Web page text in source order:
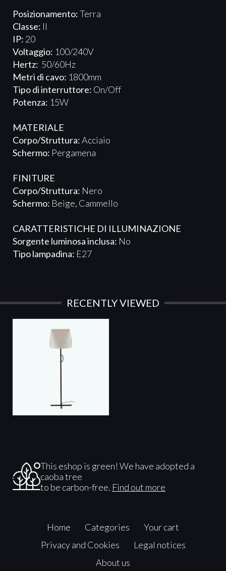
Posizionamento:Terra
Classe: II
IP: 20
Voltaggio: 100/240V
Hertz: 50/60Hz
Metri di cavo: 1800mm
Tipo di interruttore: On/Off
Potenza: 15W
MATERIALE
Corpo/Struttura:Acciaio
Schermo: Pergamena
FINITURE
Corpo/Struttura: Nero
Schermo: Beige, Cammello
CARATTERISTICHE DI ILLUMINAZIONE
Sorgente luminosa inclusa: No
Tipo lampadina: E27
RECENTLY VIEWED
This eshop is green! We have adopted a
caoba tree
to be carbon-free. Find out more
Home Categories
Your cart
Privacy and Cookies
Legal notices
About us